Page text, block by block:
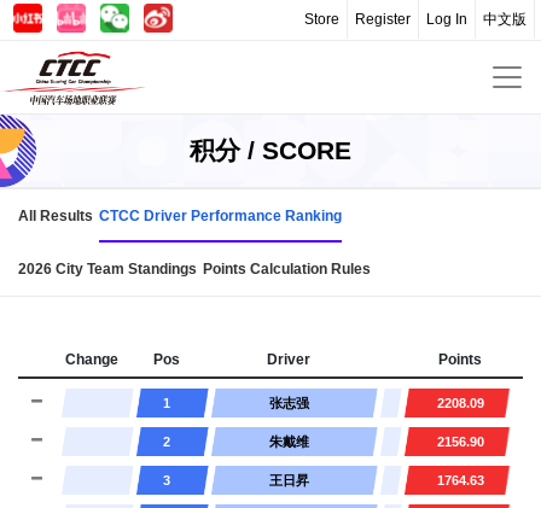
中文版
Log In
Register
Store
积分 / SCORE
All Results CTCC Driver Performance Ranking
2026 City Team Standings Points Calculation Rules
Change Pos Driver Points
1 张志强 2208.09
2 朱戴维 2156.90
3 王日昇 1764.63